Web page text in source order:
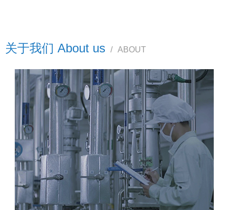
关于我们 About us / ABOUT